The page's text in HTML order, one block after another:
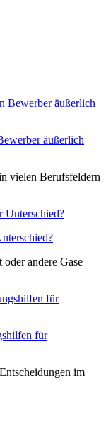
äußerlich
vielen Berufsfeldern
andere Gase
für
im